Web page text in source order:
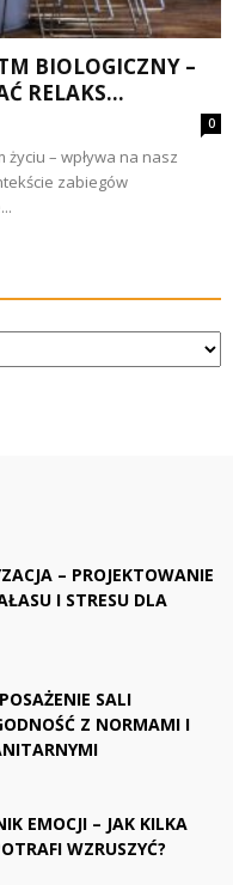
BIOLOGICZNY –
RELAKS...
0
życiu – wpływa na nasz
zabiegów
– PROJEKTOWANIE
I STRESU DLA
SALI
Z NORMAMI I
EMOCJI – JAK KILKA
WZRUSZYĆ?